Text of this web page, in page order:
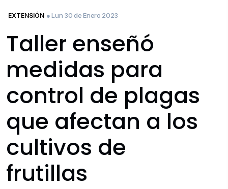
EXTENSIÓN ● Lun 30 de Enero 2023
Taller enseñó
medidas para
control de plagas
que afectan a los
cultivos de
frutillas